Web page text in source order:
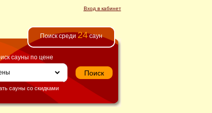
Вход в кабинет
Поиск среди 24саун
сауны по цене
сауны со скидками